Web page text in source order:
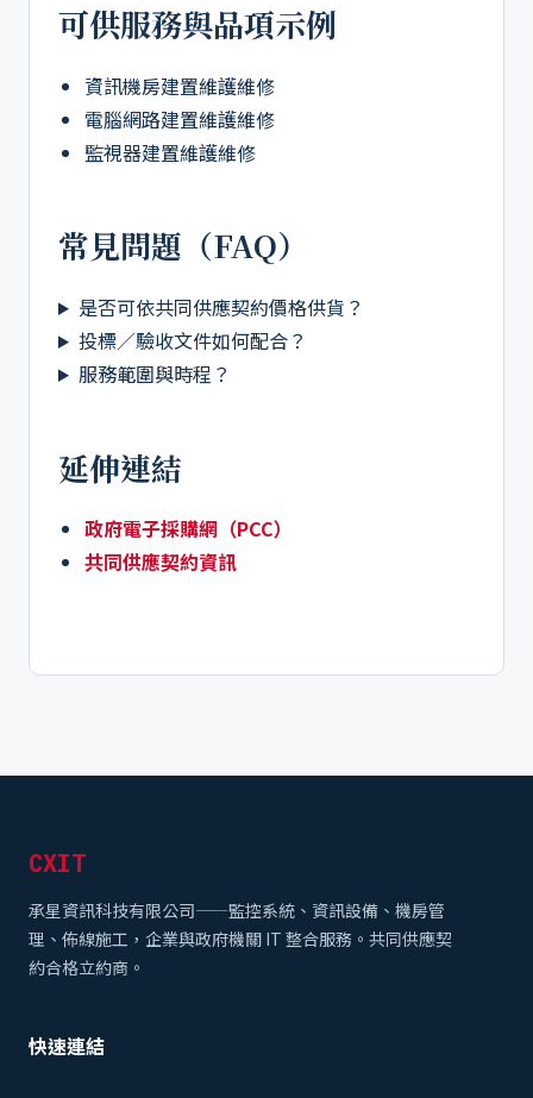
可供服務與品項示例
資訊機房建置維護維修
電腦網路建置維護維修
監視器建置維護維修
常見問題（FAQ）
是否可依共同供應契約價格供貨？
投標／驗收文件如何配合？
服務範圍與時程？
延伸連結
政府電子採購網（PCC）
共同供應契約資訊
CXIT
承星資訊科技有限公司——監控系統、資訊設備、機房管
理、佈線施工，企業與政府機關 IT 整合服務。共同供應契
約合格立約商。
快速連結